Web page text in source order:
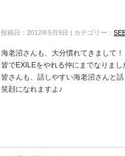
投稿日：2012年5月9日 | カテゴリー：
海老沼さんも、大分慣れてきまして！
皆でEXILEをやれる仲にまでなりま
皆さんも、話しやすい海老沼さんと
笑顔になれますよ♪